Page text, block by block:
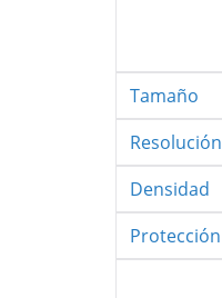
Tamaño
Resolución
Densidad
Protección